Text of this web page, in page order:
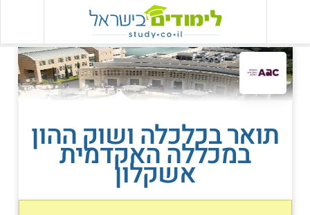
תואר בכלכלה ושוק ההון
במכללה האקדמית
אשקלון